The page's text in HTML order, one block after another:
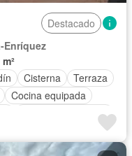
Destacado
Enríquez
Cisterna
Terraza
Cocina equipada
Cuarto de Limpieza
closet
infantil